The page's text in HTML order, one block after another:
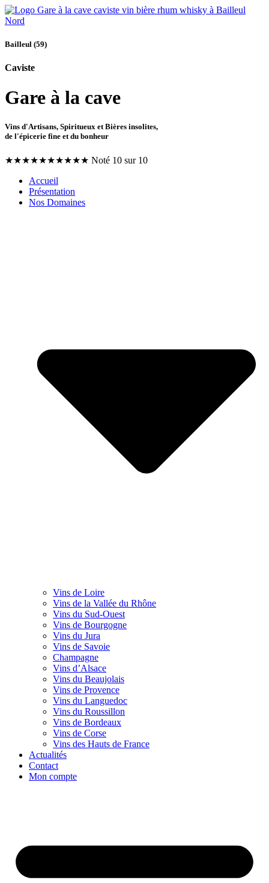
Bailleul (59)
Caviste
Gare à la cave
Vins d'Artisans, Spiritueux et Bières insolites,
de l'épicerie fine et du bonheur
★★★★★★★★★★ Noté 10 sur 10
Accueil
Présentation
Nos Domaines
Vins de Loire
Vins de la Vallée du Rhône
Vins du Sud-Ouest
Vins de Bourgogne
Vins du Jura
Vins de Savoie
Champagne
Vins d’Alsace
Vins du Beaujolais
Vins de Provence
Vins du Languedoc
Vins du Roussillon
Vins de Bordeaux
Vins de Corse
Vins des Hauts de France
Actualités
Contact
Mon compte